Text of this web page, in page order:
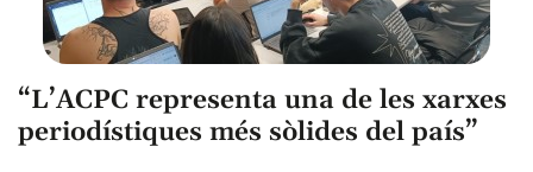
“L’ACPC representa una de les xarxes
periodístiques més sòlides del país”